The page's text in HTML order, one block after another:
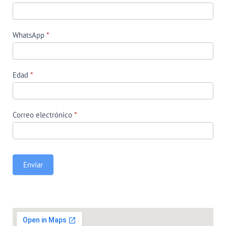
WhatsApp *
Edad *
Correo electrónico *
Enviar